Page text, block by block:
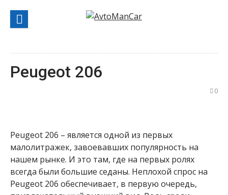
содержанию
Peugeot 206
0
Peugeot 206 – является одной из первых
малолитражек, завоевавших популярность на
нашем рынке. И это там, где на первых ролях
всегда были большие седаны. Неплохой спрос на
Peugeot 206 обеспечивает, в первую очередь,